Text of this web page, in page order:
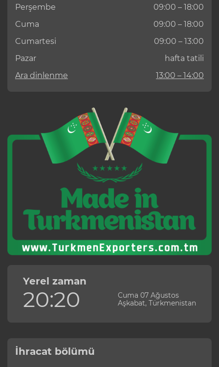
Perşembe
09:00 – 18:00
Cuma
09:00 – 18:00
Cumartesi
09:00 – 13:00
Pazar
hafta tatili
Ara dinlenme
13:00 – 14:00
Yerel zaman
20:20
Cuma 07 Ağustos
Aşkabat, Türkmenistan
İhracat bölümü